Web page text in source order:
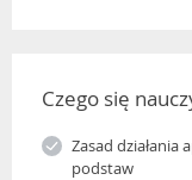
Czego się
Zasad działania
podstaw